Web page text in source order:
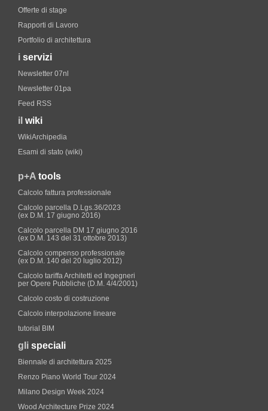
Offerte di stage
Rapporti di Lavoro
Portfolio di architettura
i servizi
Newsletter 07nl
Newsletter 01pa
Feed RSS
il wiki
WikiArchipedia
Esami di stato (wiki)
p+A tools
Calcolo fattura professionale
Calcolo parcella D.Lgs.36/2023
(ex D.M. 17 giugno 2016)
Calcolo parcella DM 17 giugno 2016
(ex D.M. 143 del 31 ottobre 2013)
Calcolo compenso professionale
(ex D.M. 140 del 20 luglio 2012)
Calcolo tariffa Architetti ed Ingegneri
per Opere Pubbliche (D.M. 4/4/2001)
Calcolo costo di costruzione
Calcolo interpolazione lineare
tutorial BIM
gli speciali
Biennale di architettura 2025
Renzo Piano World Tour 2024
Milano Design Week 2024
Wood Architecture Prize 2024